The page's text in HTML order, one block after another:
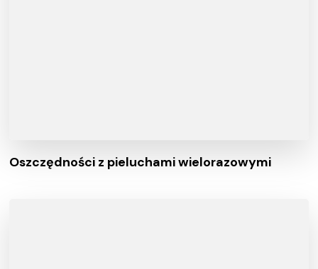
Oszczędności z pieluchami wielorazowymi